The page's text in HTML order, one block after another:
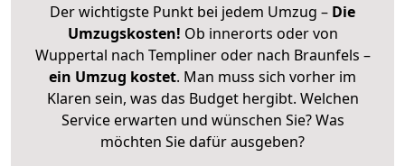
Der wichtigste Punkt bei jedem Umzug – Die
Umzugskosten! Ob innerorts oder von
Wuppertal nach Templiner oder nach Braunfels –
ein Umzug kostet. Man muss sich vorher im
Klaren sein, was das Budget hergibt. Welchen
Service erwarten und wünschen Sie? Was
möchten Sie dafür ausgeben?